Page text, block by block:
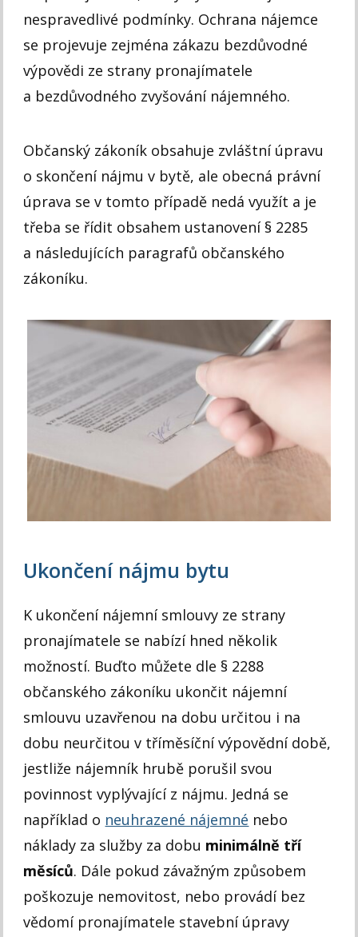
nespravedlivé podmínky. Ochrana nájemce
se projevuje zejména zákazu bezdůvodné
výpovědi ze strany pronajímatele
a bezdůvodného zvyšování nájemného.
Občanský zákoník obsahuje zvláštní úpravu
o skončení nájmu v bytě, ale obecná právní
úprava se v tomto případě nedá využít a je
třeba se řídit obsahem ustanovení § 2285
a následujících paragrafů občanského
zákoníku.
Ukončení nájmu bytu
K ukončení nájemní smlouvy ze strany
pronajímatele se nabízí hned několik
možností. Buďto můžete dle § 2288
občanského zákoníku ukončit nájemní
smlouvu uzavřenou na dobu určitou i na
dobu neurčitou v tříměsíční výpovědní době,
jestliže nájemník hrubě porušil svou
povinnost vyplývající z nájmu. Jedná se
například o neuhrazené nájemné nebo
náklady za služby za dobu minimálně tří
měsíců. Dále pokud závažným způsobem
poškozuje nemovitost, nebo provádí bez
vědomí pronajímatele stavební úpravy